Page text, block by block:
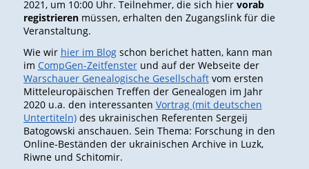
2021, um 10:00 Uhr. Teilnehmer, die sich hier vorab
registrieren müssen, erhalten den Zugangslink für die
Veranstaltung.
Wie wir hier im Blogschon berichet hatten, kann man
im CompGen-Zeitfensterund auf der Webseite der
Warschauer Genealogische Gesellschaftvom ersten
Mitteleuropäischen Treffen der Genealogen im Jahr
2020 u.a. den interessanten Vortrag (mit deutschen
Untertiteln)des ukrainischen Referenten Sergeij
Batogowski anschauen. Sein Thema: Forschung in den
Online-Beständen der ukrainischen Archive in Luzk,
Riwne und Schitomir.